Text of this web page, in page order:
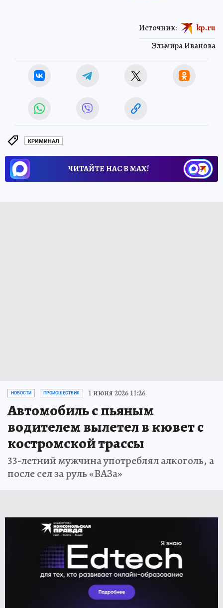
Эльмира Иванова
Источник: kp.ru
КРИМИНАЛ
ЧИТАЙТЕ НАС В МАХ!
НОВОСТИ ПРОИСШЕСТВИЯ 1 июня 2026 11:26
Автомобиль с пьяным
водителем вылетел в кювет с
костромской трассы
33-летний мужчина употреблял алкоголь, а
после сел за руль «ВАЗа»